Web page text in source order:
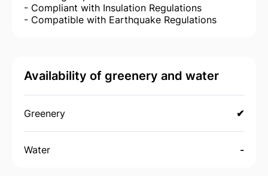
- Compliant with Insulation Regulations
- Compatible with Earthquake Regulations
Availability of greenery and water
Greenery ✔
Water -